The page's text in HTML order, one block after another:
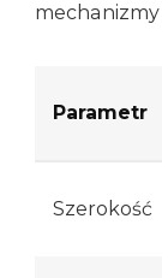
mechanizmy
Parametr
Szerokość